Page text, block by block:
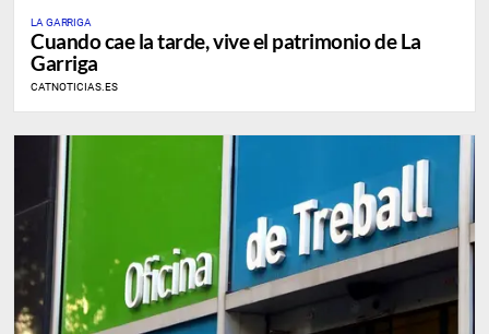
LA GARRIGA
Cuando cae la tarde, vive el patrimonio de La
Garriga
CATNOTICIAS.ES